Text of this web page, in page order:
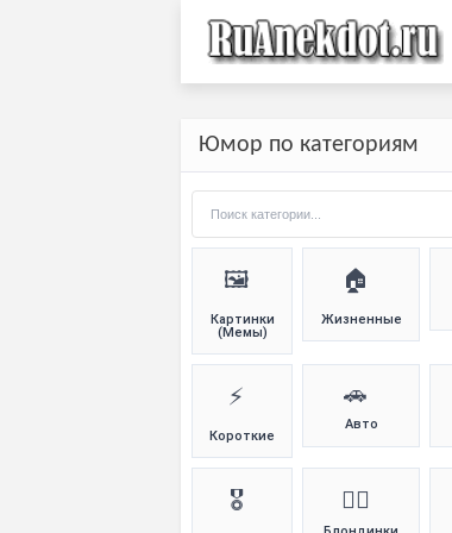
Юмор по категориям
🖼️
Картинки
(Мемы)
🏠
Жизненные
⚡
Короткие
🚗
Авто
🎖️ 👱‍♀️